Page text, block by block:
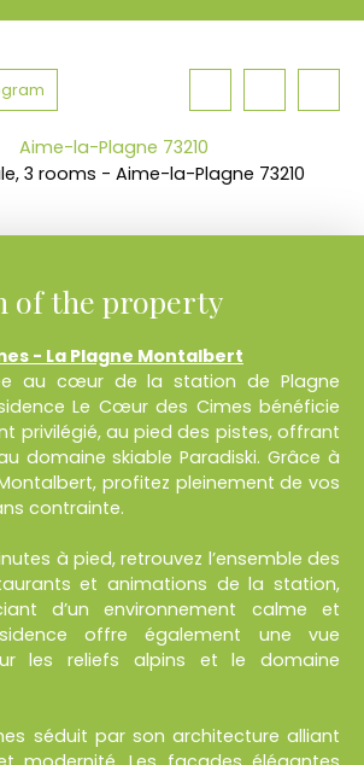
Aime-la-Plagne 73210
3 rooms - Aime-la-Plagne 73210
of the property
- La Plagne Montalbert
au cœur de la station de Plagne
Le Cœur des Cimes bénéficie
privilégié, au pied des pistes, offrant
domaine skiable Paradiski. Grâce à
profitez pleinement de vos
contrainte.
à pied, retrouvez l’ensemble des
et animations de la station,
d’un environnement calme et
offre également une vue
les reliefs alpins et le domaine
séduit par son architecture alliant